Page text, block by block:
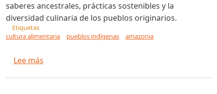
saberes ancestrales, prácticas sostenibles y la
diversidad culinaria de los pueblos originarios.
Etiquetas
cultura alimentaria
pueblos indígenas amazonia
Lee más